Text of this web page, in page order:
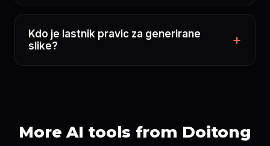
Kdo je lastnik pravic za generirane
slike?
More AI tools from Doitong